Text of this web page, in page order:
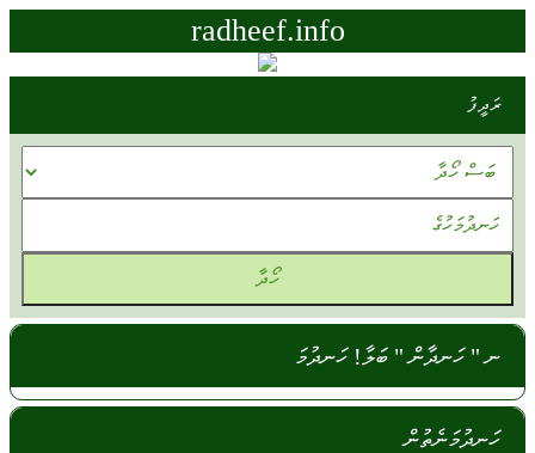
radheef.info
ރަދީފު
ނ " ހަނދާން " ބަލާ! ހަނދުމަ
ހަނދުމަނެތުން